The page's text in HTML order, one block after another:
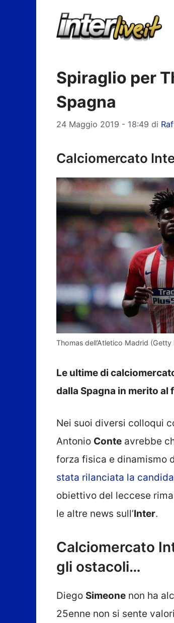
Spiraglio per
Spagna
24 Maggio 2019 - 18:49 di
Calciomercato
Thomas dell’Atletico Madrid (Getty
Le ultime di
dalla Spagna in merito
Nei suoi diversi colloqui
Antonio Conte avrebbe
forza fisica e dinamismo
stata rilanciata la
obiettivo del leccese
le altre news sull’Inter.
Calciomercato
gli ostacoli…
Diego Simeone non ha
25enne non si sente